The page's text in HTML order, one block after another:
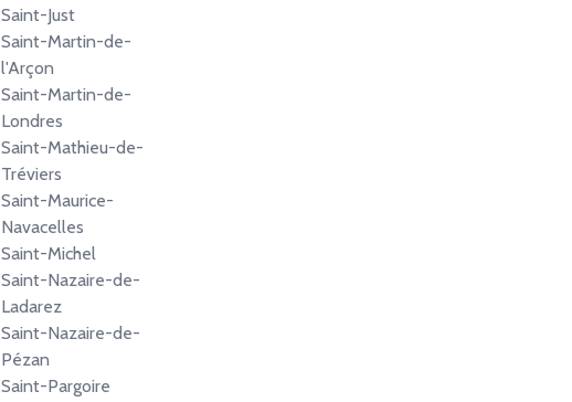
Saint-Just
Saint-Martin-de-
l'Arçon
Saint-Martin-de-
Londres
Saint-Mathieu-de-
Tréviers
Saint-Maurice-
Navacelles
Saint-Michel
Saint-Nazaire-de-
Ladarez
Saint-Nazaire-de-
Pézan
Saint-Pargoire